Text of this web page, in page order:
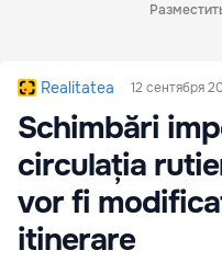
Realitatea 12 сентября
Schimbări
circulația
vor fi
itinerare